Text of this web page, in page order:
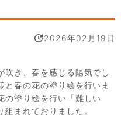
2026年02月19日
き、春を感じる陽気でし
春の花の塗り絵を行いま
の塗り絵を行い「難しい
まれておりました。